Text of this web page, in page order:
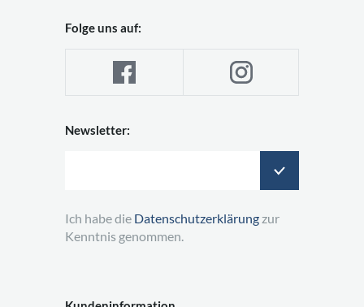
Folge uns auf:
Newsletter:
Ich habe die Datenschutzerklärung zur
Kenntnis genommen.